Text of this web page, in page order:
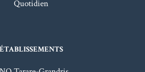
Quotidien
ÉTABLISSEMENTS